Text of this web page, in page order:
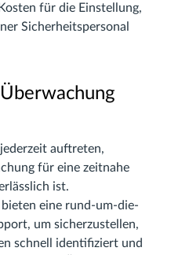
für die Einstellung,
Sicherheitspersonal
auftreten,
für eine zeitnahe
ist.
eine rund-um-die-
um sicherzustellen,
schnell identifiziert und